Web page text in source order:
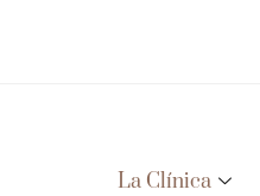
La Clínica